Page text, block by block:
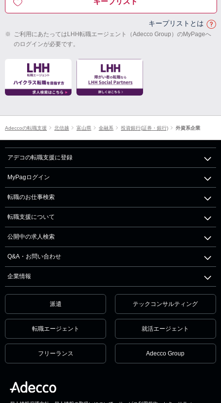
キープリストとは
※ ご利用にあたってはLHH転職エージェント（Adecco Group）のMyPageへ
のログインが必要です。
Adeccoの転職支援 北信越 富山県 金融系 投資銀行(証券・銀行) 外資系企業
アデコの転職支援に登録
MyPagログイン
転職のお仕事検索
転職支援について
公開中の求人検索
Q&A・お問い合わせ
企業情報
派遣 テックコンサルティング
転職エージェント 就活エージェント
フリーランス Adecco Group